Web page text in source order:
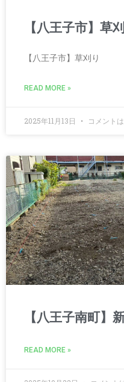
【八王子市】草
【八王子市】草刈り
READ MORE »
2025年11月13日 コメント
【八王子南町】
READ MORE »